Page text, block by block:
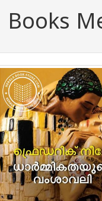
Books